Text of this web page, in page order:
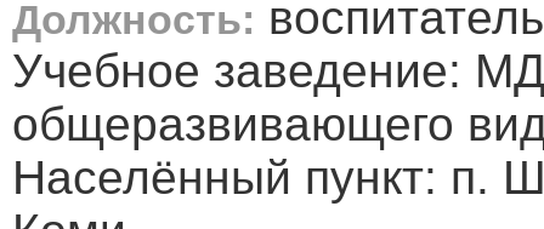
Должность: воспитатель
Учебное заведение:
общеразвивающего
Населённый пункт: п.